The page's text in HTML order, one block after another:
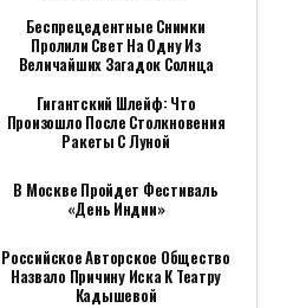
Беспрецедентные Снимки
Пролили Свет На Одну Из
Величайших Загадок Солнца
Гигантский Шлейф: Что
Произошло После Столкновения
Ракеты С Луной
В Москве Пройдет Фестиваль
«День Индии»
Российское Авторское Общество
Назвало Причину Иска К Театру
Кадышевой